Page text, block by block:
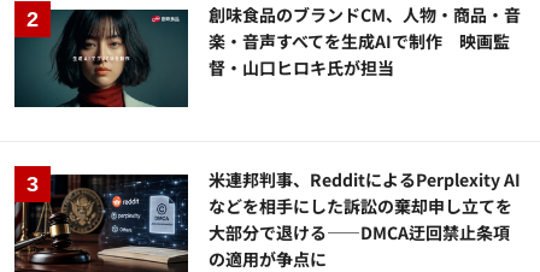
創味食品のブランドCM、人物・商品・音
楽・音声すべてを生成AIで制作 映画監
督・山口ヒロキ氏が担当
米連邦判事、RedditによるPerplexity AI
などを相手にした訴訟の棄却申し立てを
大部分で退ける——DMCA迂回禁止条項
の適用が争点に